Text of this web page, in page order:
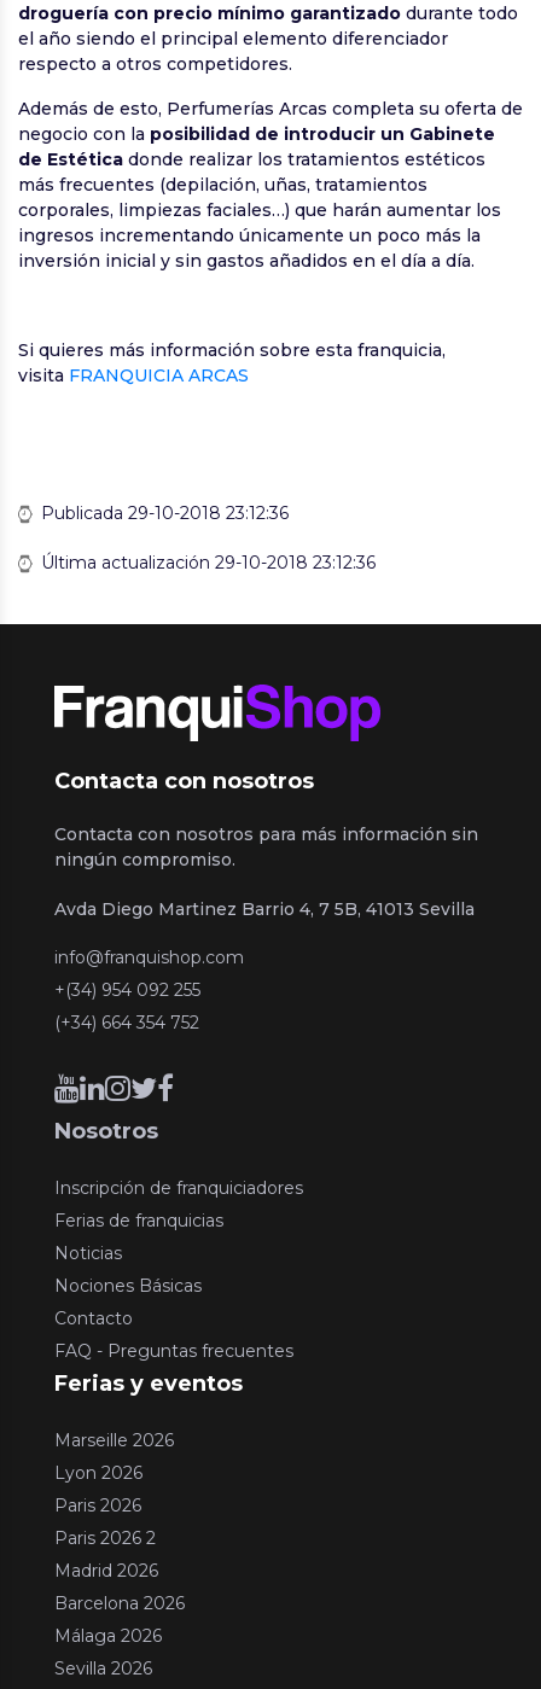
droguería con precio mínimo garantizado durante todo
el año siendo el principal elemento diferenciador
respecto a otros competidores.
Además de esto, Perfumerías Arcas completa su oferta de
negocio con la posibilidad de introducir un Gabinete
de Estética donde realizar los tratamientos estéticos
más frecuentes (depilación, uñas, tratamientos
corporales, limpiezas faciales…) que harán aumentar los
ingresos incrementando únicamente un poco más la
inversión inicial y sin gastos añadidos en el día a día.
Si quieres más información sobre esta franquicia,
visita FRANQUICIA ARCAS
Publicada 29-10-2018 23:12:36
Última actualización 29-10-2018 23:12:36
Contacta con nosotros
Contacta con nosotros para más información sin
ningún compromiso.
Avda Diego Martinez Barrio 4, 7 5B, 41013 Sevilla
info@franquishop.com
+(34) 954 092 255
(+34) 664 354 752
Nosotros
Inscripción de franquiciadores
Ferias de franquicias
Noticias
Nociones Básicas
Contacto
FAQ - Preguntas frecuentes
Ferias y eventos
Marseille 2026
Lyon 2026
Paris 2026
Paris 2026 2
Madrid 2026
Barcelona 2026
Málaga 2026
Sevilla 2026